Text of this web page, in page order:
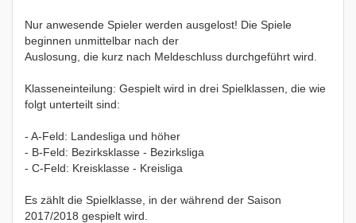
Nur anwesende Spieler werden ausgelost! Die Spiele
beginnen unmittelbar nach der
Auslosung, die kurz nach Meldeschluss durchgeführt wird.
Klasseneinteilung: Gespielt wird in drei Spielklassen, die wie
folgt unterteilt sind:
- A-Feld: Landesliga und höher
- B-Feld: Bezirksklasse - Bezirksliga
- C-Feld: Kreisklasse - Kreisliga
Es zählt die Spielklasse, in der während der Saison
2017/2018 gespielt wird.